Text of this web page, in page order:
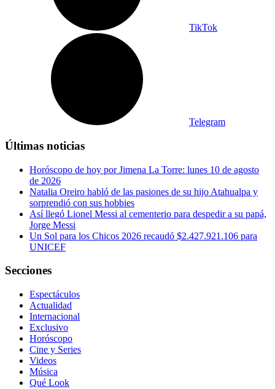
TikTok
Telegram
Últimas noticias
Horóscopo de hoy por Jimena La Torre: lunes 10 de agosto
de 2026
Natalia Oreiro habló de las pasiones de su hijo Atahualpa y
sorprendió con sus hobbies
Así llegó Lionel Messi al cementerio para despedir a su papá,
Jorge Messi
Un Sol para los Chicos 2026 recaudó $2.427.921.106 para
UNICEF
Secciones
Espectáculos
Actualidad
Internacional
Exclusivo
Horóscopo
Cine y Series
Videos
Música
Qué Look